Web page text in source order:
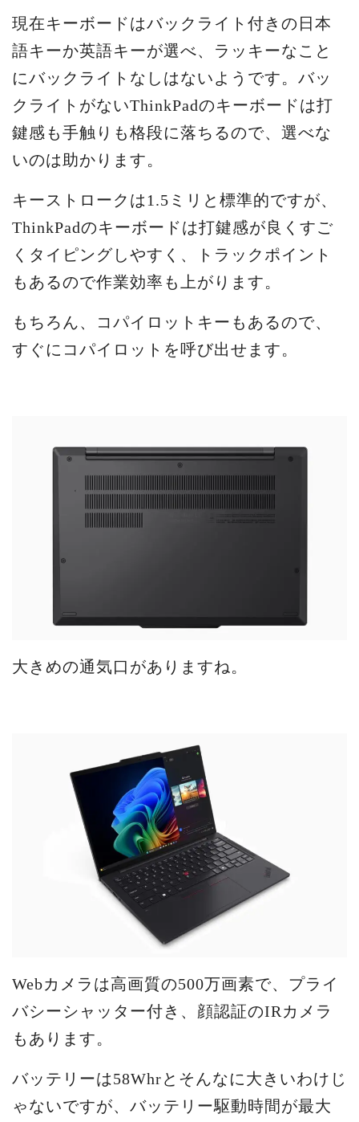
現在キーボードはバックライト付きの日本
語キーか英語キーが選べ、ラッキーなこと
にバックライトなしはないようです。バッ
クライトがないThinkPadのキーボードは打
鍵感も手触りも格段に落ちるので、選べな
いのは助かります。
キーストロークは1.5ミリと標準的ですが、
ThinkPadのキーボードは打鍵感が良くすご
くタイピングしやすく、トラックポイント
もあるので作業効率も上がります。
もちろん、コパイロットキーもあるので、
すぐにコパイロットを呼び出せます。
大きめの通気口がありますね。
Webカメラは高画質の500万画素で、プライ
バシーシャッター付き、顔認証のIRカメラ
もあります。
バッテリーは58Whrとそんなに大きいわけじ
ゃないですが、バッテリー駆動時間が最大